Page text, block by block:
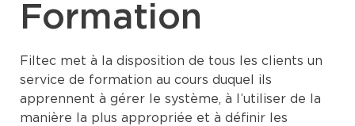
Formation
Filtec met à la disposition de tous les clients un
service de formation au cours duquel ils
apprennent à gérer le système, à l’utiliser de la
manière la plus appropriée et à définir les